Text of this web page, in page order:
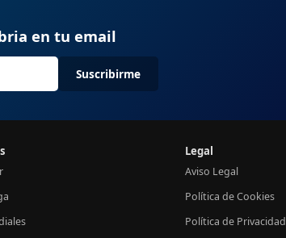
en tu email
Suscribirme
Legal
Aviso Legal
Política de Cookies
Política de Privacidad